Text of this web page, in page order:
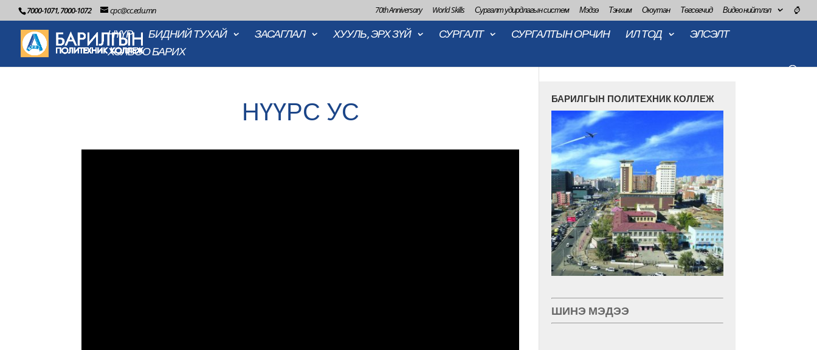
7000-1071, 7000-1072 cpc@cc.edu.mn 70th Anniversary World Skills Сургалт удирдлагын систем Мэдээ Тэнхим Оюутан Төгсөгчид Видео нийтлэл ⌚
НҮҮР БИДНИЙ ТУХАЙ ЗАСАГЛАЛ ХУУЛЬ, ЭРХ ЗҮЙ СУРГАЛТ СУРГАЛТЫН ОРЧИН ИЛ ТОД
ЭЛСЭЛТ
ХОЛБОО БАРИХ
НҮҮРС УС БАРИЛГЫН ПОЛИТЕХНИК КОЛЛЕЖ
ШИНЭ МЭДЭЭ